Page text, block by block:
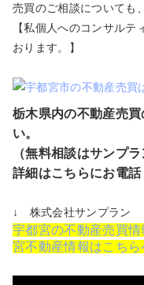
売買のご相談についても
【私個人へのコンサル
おります。】
栃木県内の不動産売
い。
（無料相談はサンプ
詳細はこちらにお電話
↓ 株式会社サンプラン
宇都宮の不動産売買
宮不動産情報はこちら